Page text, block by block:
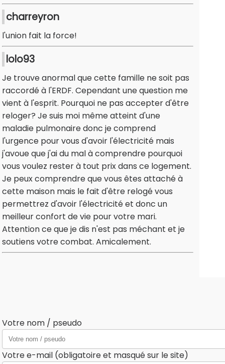
charreyron
l'union fait la force!
lolo93
Je trouve anormal que cette famille ne soit pas
raccordé à l'ERDF. Cependant une question me
vient à l'esprit. Pourquoi ne pas accepter d'être
reloger? Je suis moi même atteint d'une
maladie pulmonaire donc je comprend
l'urgence pour vous d'avoir l'électricité mais
j'avoue que j'ai du mal à comprendre pourquoi
vous voulez rester à tout prix dans ce logement.
Je peux comprendre que vous êtes attaché à
cette maison mais le fait d'être relogé vous
permettrez d'avoir l'électricité et donc un
meilleur confort de vie pour votre mari.
Attention ce que je dis n'est pas méchant et je
soutiens votre combat. Amicalement.
Votre nom / pseudo
Votre e-mail (obligatoire et masqué sur le site)